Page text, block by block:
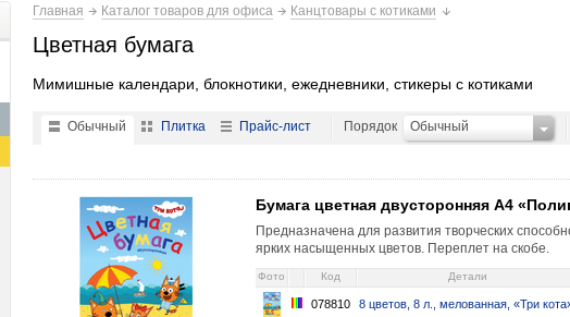
Главная Каталог товаров для офиса Канцтовары с котиками
Цветная бумага
Мимишные календари, блокнотики, ежедневники, стикеры с котиками
Обычный Плитка Прайс-лист Порядок Обычный
Бумага цветная двусторонняя А4
Предназначена для развития творческих
ярких насыщенных цветов. Переплет на скобе.
Фото Код Детали
078810 8 цветов, 8 л., мелованная, «Три